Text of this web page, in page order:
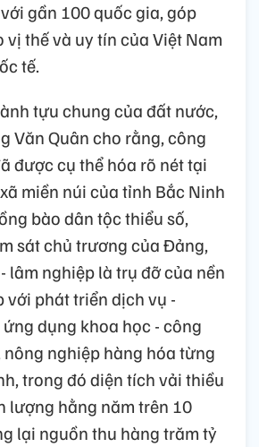
gần 100 quốc gia, góp
vị thế và uy tín của Việt Nam
tế.
tựu chung của đất nước,
Văn Quân cho rằng, công
được cụ thể hóa rõ nét tại
miền núi của tỉnh Bắc Ninh
bào dân tộc thiểu số,
sát chủ trương của Đảng,
lâm nghiệp là trụ đỡ của nền
với phát triển dịch vụ -
dụng khoa học - công
nông nghiệp hàng hóa từng
trong đó diện tích vải thiều
lượng hằng năm trên 10
lại nguồn thu hàng trăm tỷ